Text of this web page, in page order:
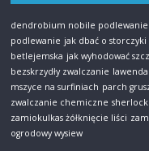
dendrobium nobile podlewanie
podlewanie jak dbać o
betlejemska jak wyhodować
bezskrzydły zwalczanie
mszyce na surfiniach parch
zwalczanie chemiczne
zamiokulkas żółknięcie liści
ogrodowy wysiew